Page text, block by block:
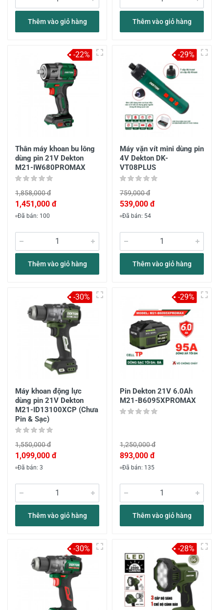
Thêm vào giỏ hàng Thêm vào giỏ hàng
Thân máy khoan bu lông
dùng pin 21V Dekton
M21-IW680PROMAX
1,858,000 đ
1,451,000 đ
Đã bán: 100
Thêm vào giỏ hàng
-22%
Máy vặn vít mini dùng pin
4V Dekton DK-
VT08PLUS
759,000 đ
539,000 đ
Đã bán: 54
Thêm vào giỏ hàng
-29%
Máy khoan động lực
dùng pin 21V Dekton
M21-ID13100XCP (Chưa
Pin & Sạc)
1,550,000 đ
1,099,000 đ
Đã bán: 3
Thêm vào giỏ hàng
-30%
Pin Dekton 21V 6.0Ah
M21-B6095XPROMAX
1,250,000 đ
893,000 đ
Đã bán: 135
Thêm vào giỏ hàng
-29%
-30% -28%